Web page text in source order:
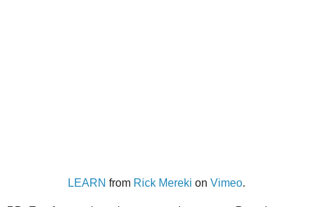
LEARN from Rick Mereki on Vimeo.